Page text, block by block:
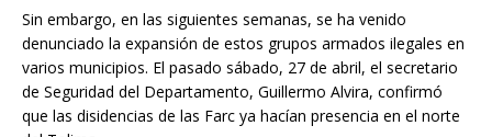
Sin embargo, en las siguientes semanas, se ha venido
denunciado la expansión de estos grupos armados ilegales en
varios municipios. El pasado sábado, 27 de abril, el secretario
de Seguridad del Departamento, Guillermo Alvira, confirmó
que las disidencias de las Farc ya hacían presencia en el norte